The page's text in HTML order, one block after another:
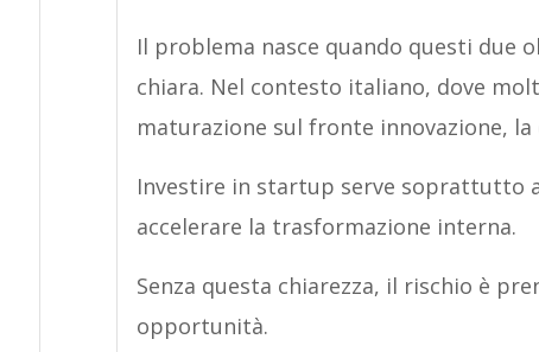
Il problema nasce quando questi due
chiara. Nel contesto italiano, dove
maturazione sul fronte innovazione,
Investire in startup serve soprattutto
accelerare la trasformazione interna.
Senza questa chiarezza, il rischio è
opportunità.